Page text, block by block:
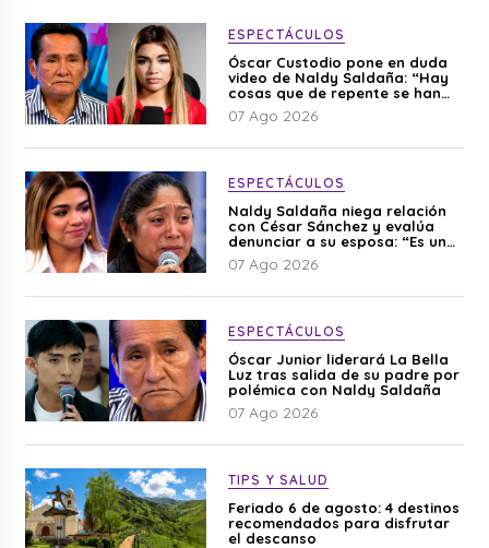
ESPECTÁCULOS
Óscar Custodio pone en duda
video de Naldy Saldaña: “Hay
cosas que de repente se han
editado”
07 Ago 2026
ESPECTÁCULOS
Naldy Saldaña niega relación
con César Sánchez y evalúa
denunciar a su esposa: “Es una
difamación”
07 Ago 2026
ESPECTÁCULOS
Óscar Junior liderará La Bella
Luz tras salida de su padre por
polémica con Naldy Saldaña
07 Ago 2026
TIPS Y SALUD
Feriado 6 de agosto: 4 destinos
recomendados para disfrutar
el descanso